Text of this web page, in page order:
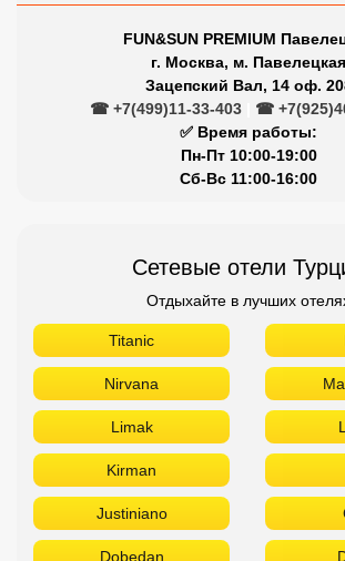
FUN&SUN PREMIUM
г. Москва, м. Павелецкая
Зацепский Вал, 14 оф.
☎ +7(499)11-33-403
☎
✅ Время работы:
Пн-Пт 10:00-19:00
Сб-Вс 11:00-16:00
Сетевые отели
Отдыхайте в лучших
Titanic
Nirvana
Limak
Kirman
Justiniano
Dobedan